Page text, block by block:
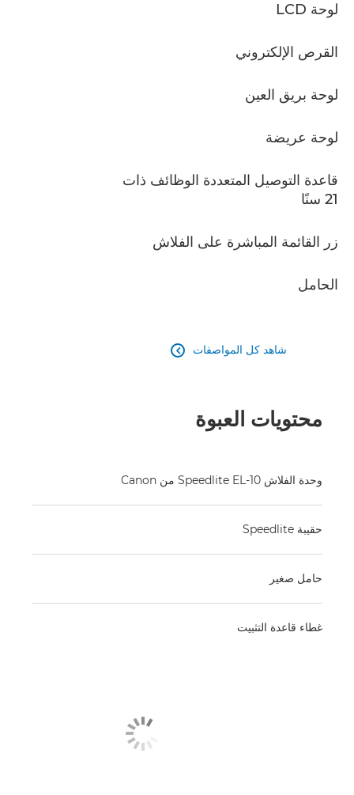
لوحة LCD
القرص الإلكتروني
لوحة بريق العين
لوحة عريضة
قاعدة التوصيل المتعددة الوظائف ذات
21 سنًا
زر القائمة المباشرة على الفلاش
الحامل
شاهد كل المواصفات 
محتويات العبوة
وحدة الفلاش Speedlite EL-10 من Canon
حقيبة Speedlite
حامل صغير
غطاء قاعدة التثبيت